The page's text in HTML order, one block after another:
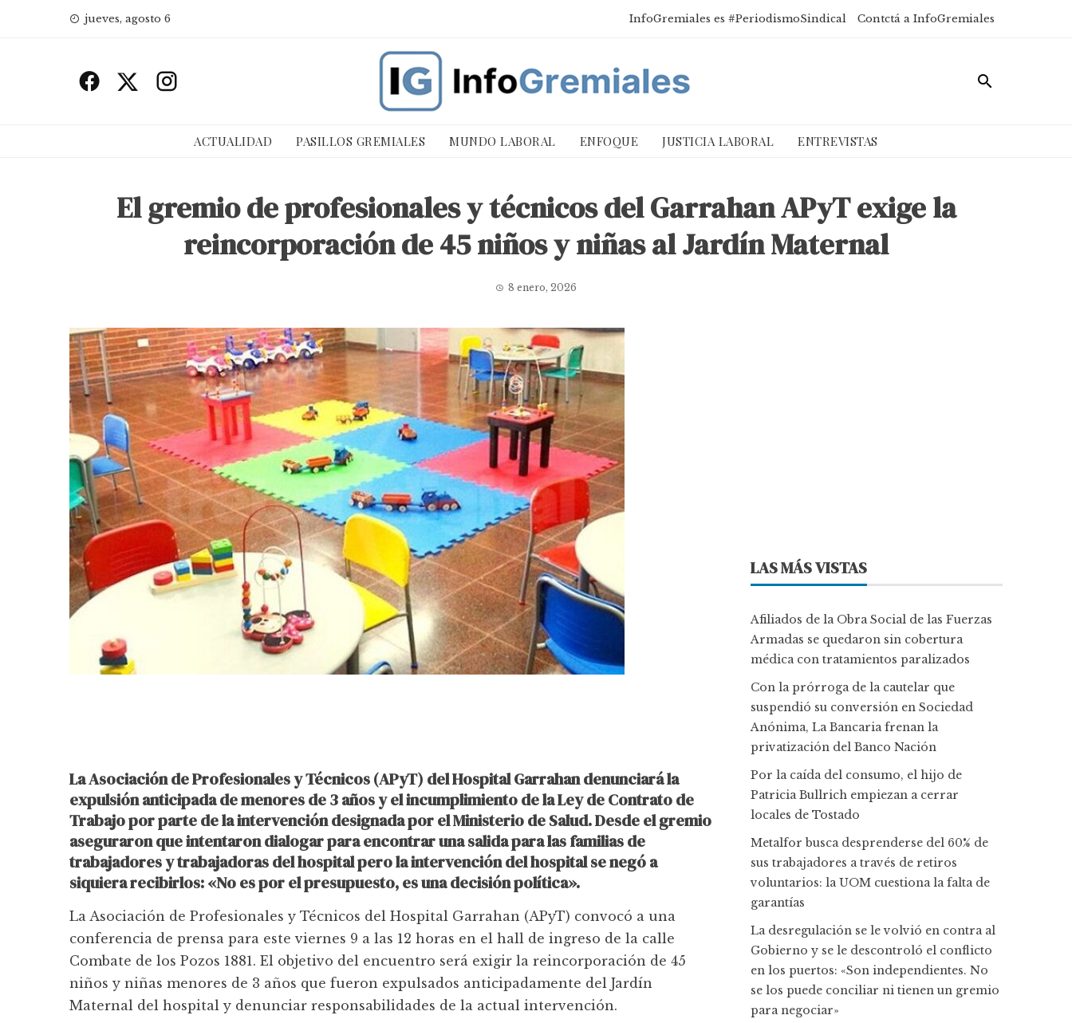
jueves, agosto 6 InfoGremiales es #PeriodismoSindical Contctá a InfoGremiales
ACTUALIDAD PASILLOS GREMIALES MUNDO LABORAL ENFOQUE JUSTICIA LABORAL ENTREVISTAS
El gremio de profesionales y técnicos del Garrahan APyT exige la
reincorporación de 45 niños y niñas al Jardín Maternal
8 enero, 2026
La Asociación de Profesionales y Técnicos (APyT) del Hospital Garrahan denunciará la
expulsión anticipada de menores de 3 años y el incumplimiento de la Ley de Contrato de
Trabajo por parte de la intervención designada por el Ministerio de Salud. Desde el gremio
aseguraron que intentaron dialogar para encontrar una salida para las familias de
trabajadores y trabajadoras del hospital pero la intervención del hospital se negó a
siquiera recibirlos: «No es por el presupuesto, es una decisión política».
La Asociación de Profesionales y Técnicos del Hospital Garrahan (APyT) convocó a una
conferencia de prensa para este viernes 9 a las 12 horas en el hall de ingreso de la calle
Combate de los Pozos 1881. El objetivo del encuentro será exigir la reincorporación de 45
niños y niñas menores de 3 años que fueron expulsados anticipadamente del Jardín
Maternal del hospital y denunciar responsabilidades de la actual intervención.
LAS MÁS VISTAS
Afiliados de la Obra Social de las Fuerzas
Armadas se quedaron sin cobertura
médica con tratamientos paralizados
Con la prórroga de la cautelar que
suspendió su conversión en Sociedad
Anónima, La Bancaria frenan la
privatización del Banco Nación
Por la caída del consumo, el hijo de
Patricia Bullrich empiezan a cerrar
locales de Tostado
Metalfor busca desprenderse del 60% de
sus trabajadores a través de retiros
voluntarios: la UOM cuestiona la falta de
garantías
La desregulación se le volvió en contra al
Gobierno y se le descontroló el conflicto
en los puertos: «Son independientes. No
se los puede conciliar ni tienen un gremio
para negociar»